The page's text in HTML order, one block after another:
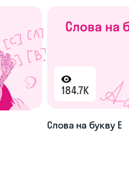
184.7K
Слова на букву Е